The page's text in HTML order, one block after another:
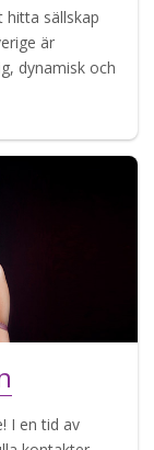
hitta sällskap
är
dynamisk och
I en tid av